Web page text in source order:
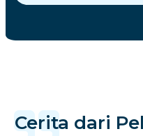
Cerita dari